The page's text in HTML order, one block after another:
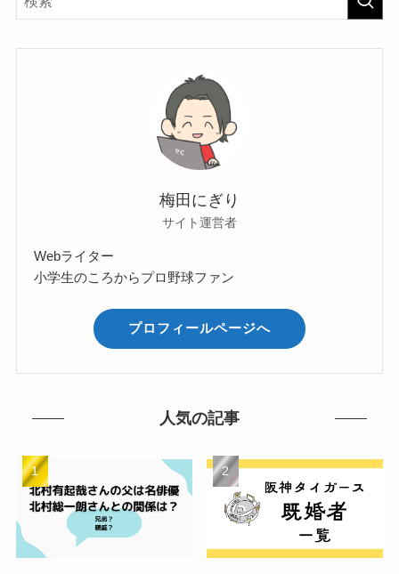
梅田にぎり
サイト運営者
Webライター
小学生のころからプロ野球ファン
プロフィールページへ
人気の記事